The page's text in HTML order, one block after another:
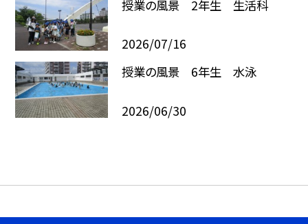
授業の風景 2年生 生活科
2026/07/16
授業の風景 6年生 水泳
2026/06/30